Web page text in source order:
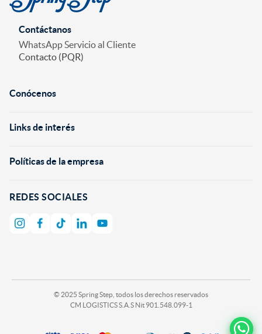
Contáctanos
WhatsApp Servicio al Cliente
Contacto (PQR)
Conócenos
Links de interés
Políticas de la empresa
REDES SOCIALES
© 2025 Spring Step, todos los derechos reservados
CM LOGISTICS S.A.S Nit 901.548.099-1